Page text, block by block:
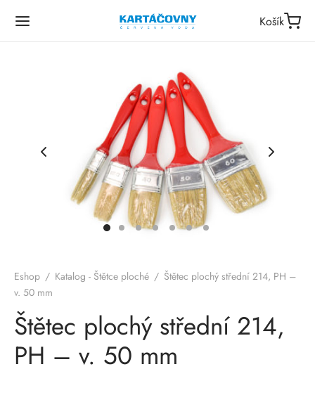
Košík
Eshop / Katalog - Štětce ploché / Štětec plochý střední 214, PH –
v. 50 mm
Štětec plochý střední 214,
PH – v. 50 mm